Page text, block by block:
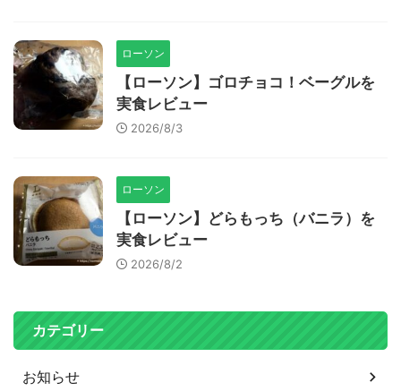
ローソン
【ローソン】ゴロチョコ！ベーグルを
実食レビュー
2026/8/3
ローソン
【ローソン】どらもっち（バニラ）を
実食レビュー
2026/8/2
カテゴリー
お知らせ